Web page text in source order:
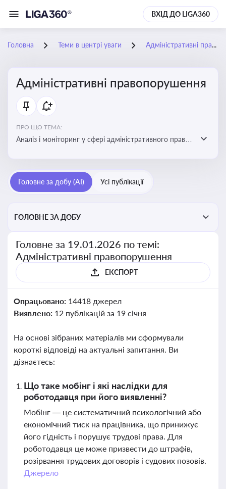
ВХІД ДО LIGA360
Головна Теми в центрі уваги Адміністративні правопорушення
Адміністративні правопорушення
ПРО ЩО ТЕМА:
Аналіз і моніторинг у сфері адміністративного права:
Головне за добу (AI) Усі публікації
ГОЛОВНЕ ЗА ДОБУ
Головне за 19.01.2026 по темі:
Адміністративні правопорушення
ЕКСПОРТ
Опрацьовано: 14418 джерел
Виявлено: 12 публікацій за 19 січня
На основі зібраних матеріалів ми сформували
короткі відповіді на актуальні запитання. Ви
дізнаєтесь:
Що таке мобінг і які наслідки для
роботодавця при його виявленні?
Мобінг — це систематичний психологічний або
економічний тиск на працівника, що принижує
його гідність і порушує трудові права. Для
роботодавця це може призвести до штрафів,
розірвання трудових договорів і судових позовів.
Джерело